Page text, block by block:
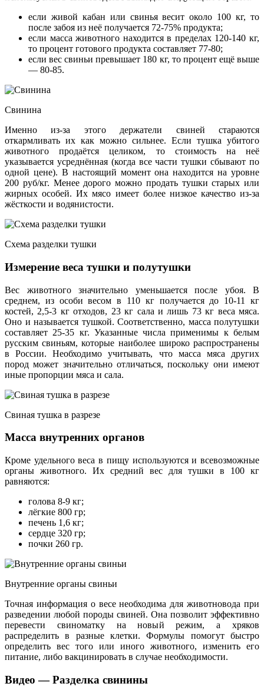
если живой кабан или свинья весит около 100 кг, то
после забоя из неё получается 72-75% продукта;
если масса животного находится в пределах 120-140 кг,
то процент готового продукта составляет 77-80;
если вес свиньи превышает 180 кг, то процент ещё выше
— 80-85.
Свинина
Именно из-за этого держатели свиней стараются
откармливать их как можно сильнее. Если тушка убитого
животного продаётся целиком, то стоимость на неё
указывается усреднённая (когда все части тушки сбывают по
одной цене). В настоящий момент она находится на уровне
200 руб/кг. Менее дорого можно продать тушки старых или
жирных особей. Их мясо имеет более низкое качество из-за
жёсткости и водянистости.
Схема разделки тушки
Измерение веса тушки и полутушки
Вес животного значительно уменьшается после убоя. В
среднем, из особи весом в 110 кг получается до 10-11 кг
костей, 2,5-3 кг отходов, 23 кг сала и лишь 73 кг веса мяса.
Оно и называется тушкой. Соответственно, масса полутушки
составляет 25-35 кг. Указанные числа применимы к белым
русским свиньям, которые наиболее широко распространены
в России. Необходимо учитывать, что масса мяса других
пород может значительно отличаться, поскольку они имеют
иные пропорции мяса и сала.
Свиная тушка в разрезе
Масса внутренних органов
Кроме удельного веса в пищу используются и всевозможные
органы животного. Их средний вес для тушки в 100 кг
равняются:
голова 8-9 кг;
лёгкие 800 гр;
печень 1,6 кг;
сердце 320 гр;
почки 260 гр.
Внутренние органы свиньи
Точная информация о весе необходима для животновода при
разведении любой породы свиней. Она позволит эффективно
перевести свиноматку на новый режим, а хряков
распределить в разные клетки. Формулы помогут быстро
определить вес того или иного животного, изменить его
питание, либо вакцинировать в случае необходимости.
Видео — Разделка свинины